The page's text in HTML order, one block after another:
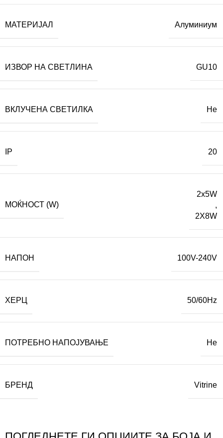
МАТЕРИЈАЛ Алуминиум
ИЗВОР НА СВЕТЛИНА GU10
ВКЛУЧЕНА СВЕТИЛКА Не
IP 20
МОЌНОСТ (W)
2x5W
,
2X8W
НАПОН 100V-240V
ХЕРЦ 50/60Hz
ПОТРЕБНО НАПОЈУВАЊЕ Не
БРЕНД Vitrine